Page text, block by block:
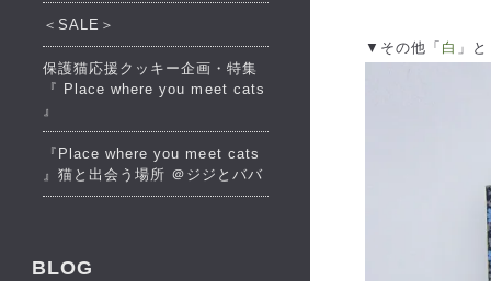
▼その他「 白 」
＜SALE＞
保護猫応援クッキー企画・特集
『 Place where you meet cats
』
『Place where you meet cats
』猫と出会う場所 ＠ジジとババ
BLOG